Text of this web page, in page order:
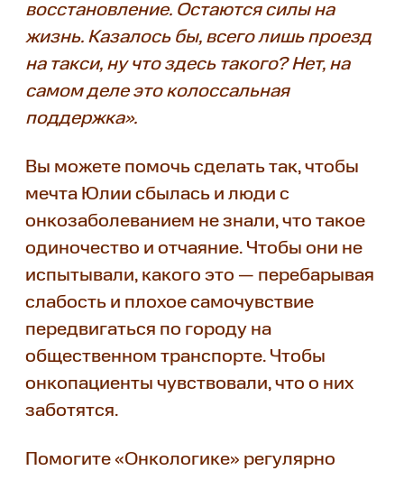
восстановление. Остаются силы на
жизнь. Казалось бы, всего лишь проезд
на такси, ну что здесь такого? Нет, на
самом деле это колоссальная
поддержка».
Вы можете помочь сделать так, чтобы
мечта Юлии сбылась и люди с
онкозаболеванием не знали, что такое
одиночество и отчаяние. Чтобы они не
испытывали, какого это — перебарывая
слабость и плохое самочувствие
передвигаться по городу на
общественном транспорте. Чтобы
онкопациенты чувствовали, что о них
заботятся.
Помогите «Онкологике» регулярно